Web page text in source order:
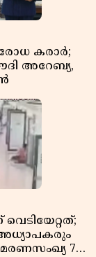
കരാർ;
അറേബ്യ,
മരണസംഖ്യ 7;